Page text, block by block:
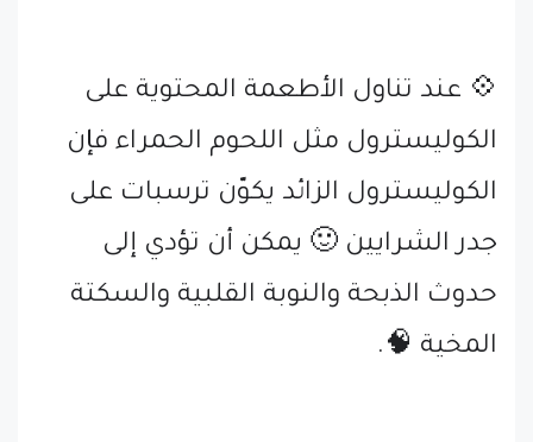
💠 عند تناول الأطعمة المحتوية على
الكوليسترول مثل اللحوم الحمراء فإن
الكوليسترول الزائد يكوّن ترسبات على
جدر الشرايين 🙂 يمكن أن تؤدي إلى
حدوث الذبحة والنوبة القلبية والسكتة
المخية 🧠.